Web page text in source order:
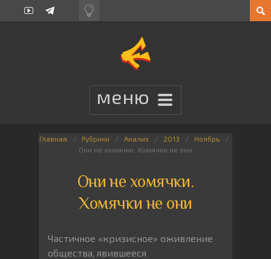
Главная Рубрики Анализ 2013
Ноябрь
Они не хомячки. Хомячки не они
Они не хомячки.
Хомячки не они
Частичное «кризисное» оживление
общества, явившееся